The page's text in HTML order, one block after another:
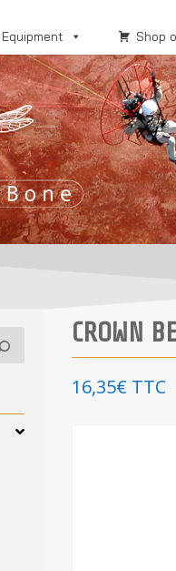
Equipment Shop
CROWN
16,35€ TTC